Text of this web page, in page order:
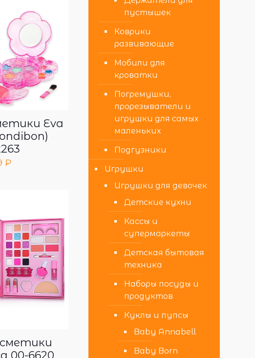
Eva
₽
00-6620
пустышек
Коврики
развивающие
Мобили для
кроватки
Погремушки,
прорезыватели и
игрушки для самых
маленьких
Подгузники
Игрушки
Игрушки для девочек
Детские кухни
Кассы и
супермаркеты
Детская бытовая
техника
Наборы посуды и
продуктов
Куклы и пупсы
Baby Annabell
Baby Born